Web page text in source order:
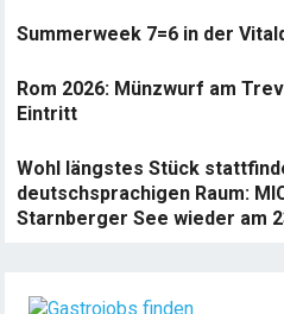
Summerweek 7=6 in der
Rom 2026: Münzwurf am
Eintritt
Wohl längstes Stück
deutschsprachigen Raum:
Starnberger See wieder am